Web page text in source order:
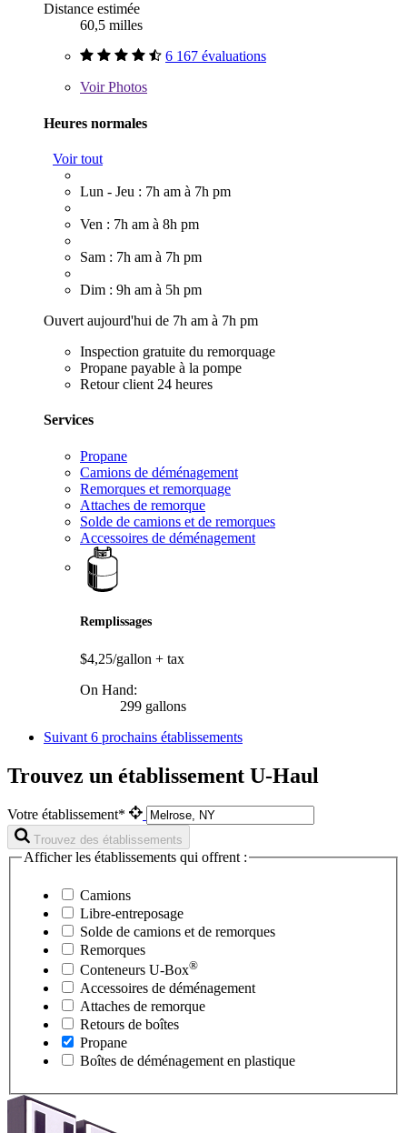
Distance estimée
60,5 milles
6 167 évaluations
VoirPhotos
Heures normales
Voir tout
Lun - Jeu : 7h am à 7h pm
Ven : 7h am à 8h pm
Sam : 7h am à 7h pm
Dim : 9h am à 5h pm
Ouvert aujourd'hui de 7h am à 7h pm
Inspection gratuite du remorquage
Propane payable à la pompe
Retour client 24 heures
Services
Propane
Camions de déménagement
Remorques et remorquage
Attaches de remorque
Solde de camions et de remorques
Accessoires de déménagement
Remplissages
$4,25/gallon + tax
On Hand:
299 gallons
Suivant 6 prochains établissements
Trouvez un établissement U-Haul
Votre établissement*
Trouvez des établissements
Afficher les établissements qui offrent :
Camions
Libre-entreposage
Solde de camions et de remorques
Remorques
Conteneurs U-Box®
Accessoires de déménagement
Attaches de remorque
Retours de boîtes
Propane
Boîtes de déménagement en plastique